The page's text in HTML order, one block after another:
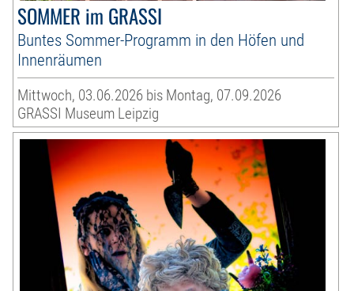
SOMMER im GRASSI
Buntes Sommer-Programm in den Höfen und
Innenräumen
Mittwoch, 03.06.2026 bis Montag, 07.09.2026
GRASSI Museum Leipzig